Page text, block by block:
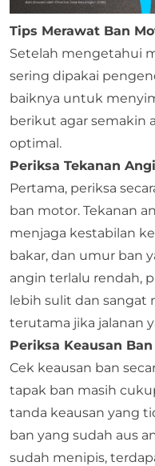
Tips Merawat Ban
Setelah mengetahui
sering dipakai
baiknya untuk
berikut agar semakin
optimal.
Periksa Tekanan
Pertama, periksa
ban motor. Tekanan
menjaga kestabilan
bakar, dan umur ban
angin terlalu rendah,
lebih sulit dan sangat
terutama jika jalanan
Periksa Keausan Ban
Cek keausan ban
tapak ban masih
tanda keausan yang
ban yang sudah aus
sudah menipis,